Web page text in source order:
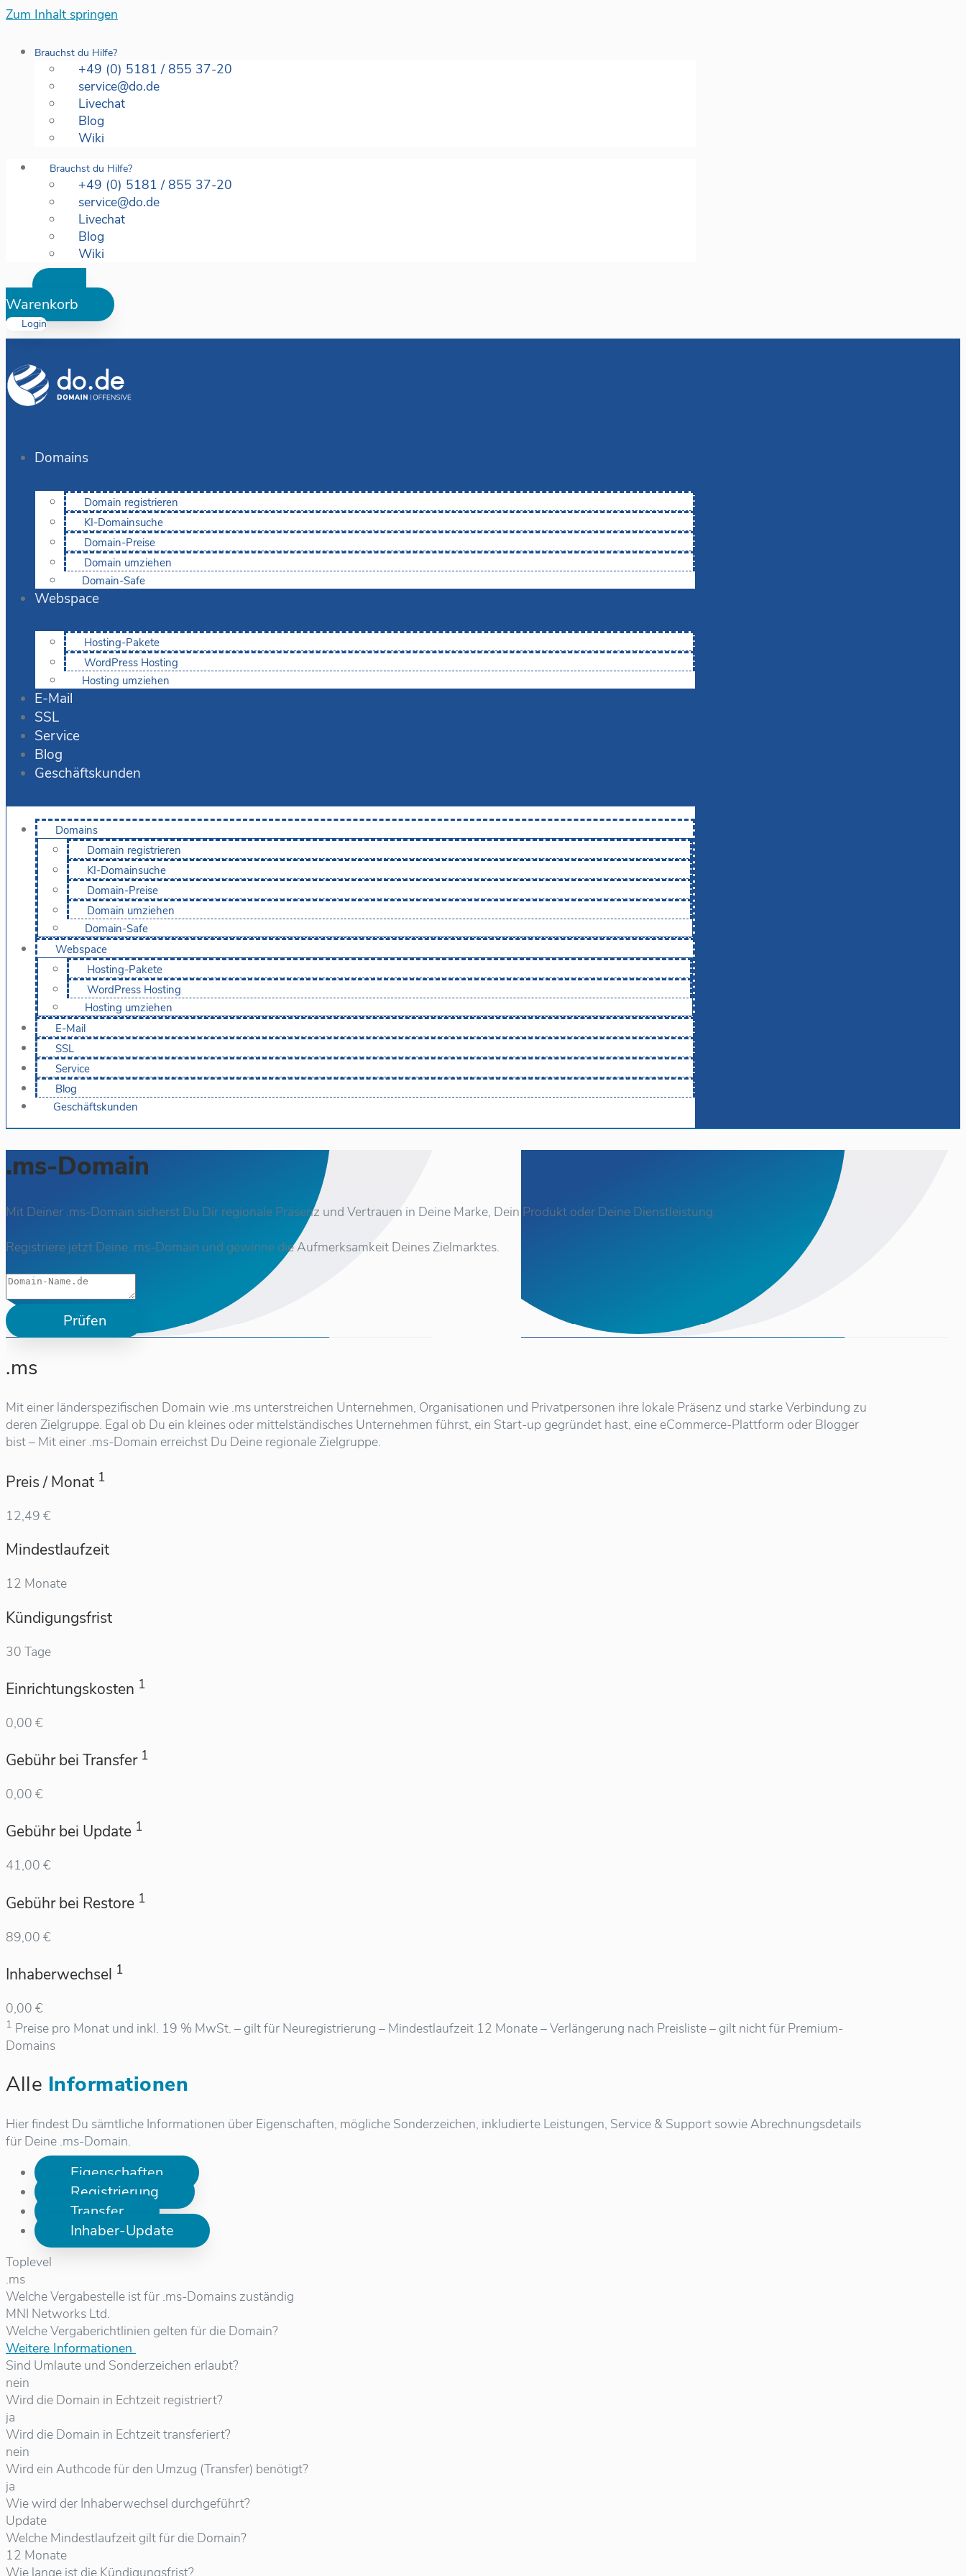
Zum Inhalt springen
Brauchst du Hilfe?
+49 (0) 5181 / 855 37-20
service@do.de
Livechat
Blog
Wiki
Brauchst du Hilfe?
+49 (0) 5181 / 855 37-20
service@do.de
Livechat
Blog
Wiki
Warenkorb
Login
Domains
Domain registrieren
KI-Domainsuche
Domain-Preise
Domain umziehen
Domain-Safe
Webspace
Hosting-Pakete
WordPress Hosting
Hosting umziehen
E-Mail
SSL
Service
Blog
Geschäftskunden
Domains
Domain registrieren
KI-Domainsuche
Domain-Preise
Domain umziehen
Domain-Safe
Webspace
Hosting-Pakete
WordPress Hosting
Hosting umziehen
E-Mail
SSL
Service
Blog
Geschäftskunden
.ms-Domain
Mit Deiner .ms-Domain sicherst Du Dir regionale Präsenz und Vertrauen in Deine Marke, Dein Produkt oder Deine Dienstleistung.
Registriere jetzt Deine .ms-Domain und gewinne die Aufmerksamkeit Deines Zielmarktes.
Prüfen
.ms
Mit einer länderspezifischen Domain wie .ms unterstreichen Unternehmen, Organisationen und Privatpersonen ihre lokale Präsenz und starke Verbindung zu
deren Zielgruppe. Egal ob Du ein kleines oder mittelständisches Unternehmen führst, ein Start-up gegründet hast, eine eCommerce-Plattform oder Blogger
bist – Mit einer .ms-Domain erreichst Du Deine regionale Zielgruppe.
Preis / Monat 1
12,49 €
Mindestlaufzeit
12 Monate
Kündigungsfrist
30 Tage
Einrichtungskosten 1
0,00 €
Gebühr bei Transfer 1
0,00 €
Gebühr bei Update 1
41,00 €
Gebühr bei Restore 1
89,00 €
Inhaberwechsel 1
0,00 €
1 Preise pro Monat und inkl. 19 % MwSt. – gilt für Neuregistrierung – Mindestlaufzeit 12 Monate – Verlängerung nach Preisliste – gilt nicht für Premium-
Domains
Alle Informationen
Hier findest Du sämtliche Informationen über Eigenschaften, mögliche Sonderzeichen, inkludierte Leistungen, Service & Support sowie Abrechnungsdetails
für Deine .ms-Domain.
Eigenschaften
Registrierung
Transfer
Inhaber-Update
Toplevel
.ms
Welche Vergabestelle ist für .ms-Domains zuständig
MNI Networks Ltd.
Welche Vergaberichtlinien gelten für die Domain?
Weitere Informationen
Sind Umlaute und Sonderzeichen erlaubt?
nein
Wird die Domain in Echtzeit registriert?
ja
Wird die Domain in Echtzeit transferiert?
nein
Wird ein Authcode für den Umzug (Transfer) benötigt?
ja
Wie wird der Inhaberwechsel durchgeführt?
Update
Welche Mindestlaufzeit gilt für die Domain?
12 Monate
Wie lange ist die Kündigungsfrist?